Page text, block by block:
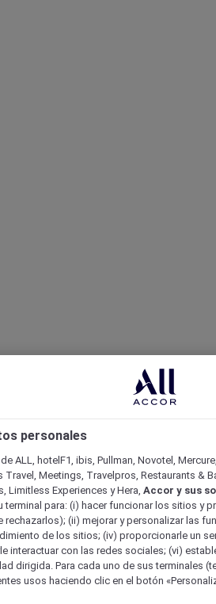
personales
ALL, hotelF1, ibis, Pullman, Novotel,
Travel, Meetings, Travelpros, Restaurants &
Limitless Experiences y Hera, Accor y sus
terminal para: (i) hacer funcionar los sitios y
rechazarlos); (ii) mejorar y personalizar las
de los sitios; (iv) proporcionarle un
interactuar con las redes sociales; (vi)
dirigida. Para cada uno de sus terminales
usos haciendo clic en el botón